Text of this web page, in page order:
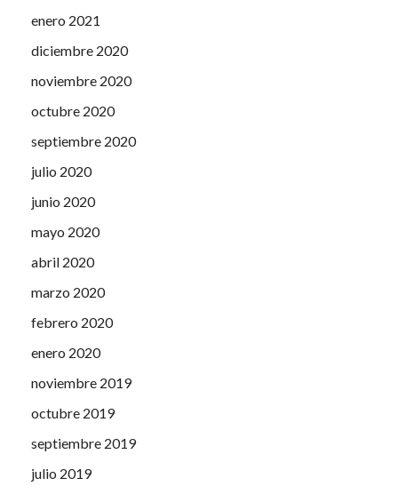
enero 2021
diciembre 2020
noviembre 2020
octubre 2020
septiembre 2020
julio 2020
junio 2020
mayo 2020
abril 2020
marzo 2020
febrero 2020
enero 2020
noviembre 2019
octubre 2019
septiembre 2019
julio 2019